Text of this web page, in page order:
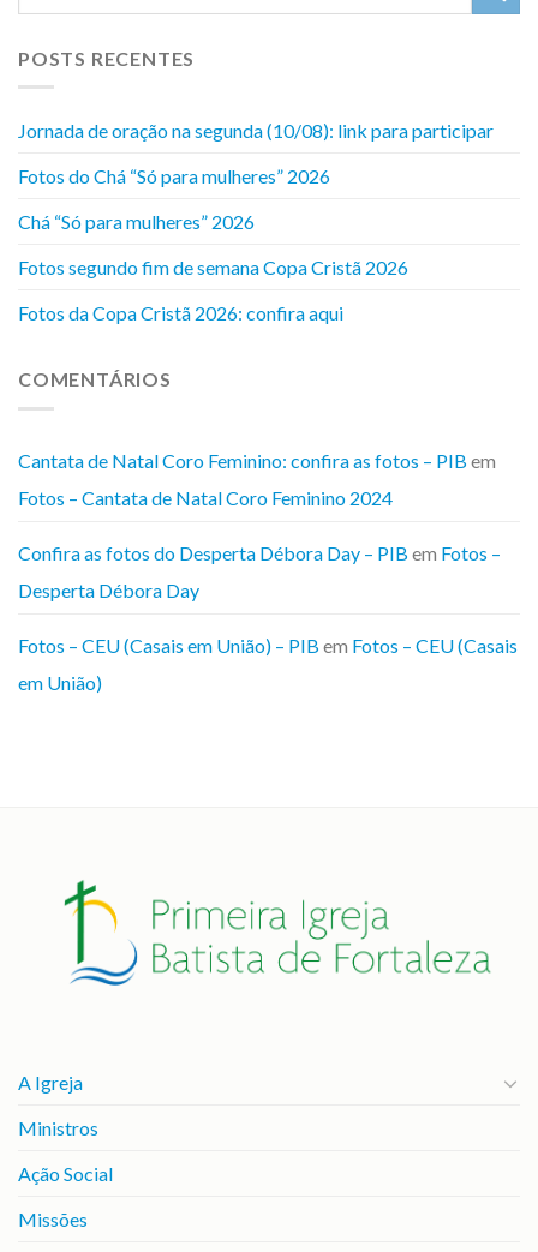
POSTS RECENTES
Jornada de oração na segunda (10/08): link para participar
Fotos do Chá “Só para mulheres” 2026
Chá “Só para mulheres” 2026
Fotos segundo fim de semana Copa Cristã 2026
Fotos da Copa Cristã 2026: confira aqui
COMENTÁRIOS
Cantata de Natal Coro Feminino: confira as fotos – PIB em
Fotos – Cantata de Natal Coro Feminino 2024
Confira as fotos do Desperta Débora Day – PIB em Fotos –
Desperta Débora Day
Fotos – CEU (Casais em União) – PIB em Fotos – CEU (Casais
em União)
A Igreja
Ministros
Ação Social
Missões